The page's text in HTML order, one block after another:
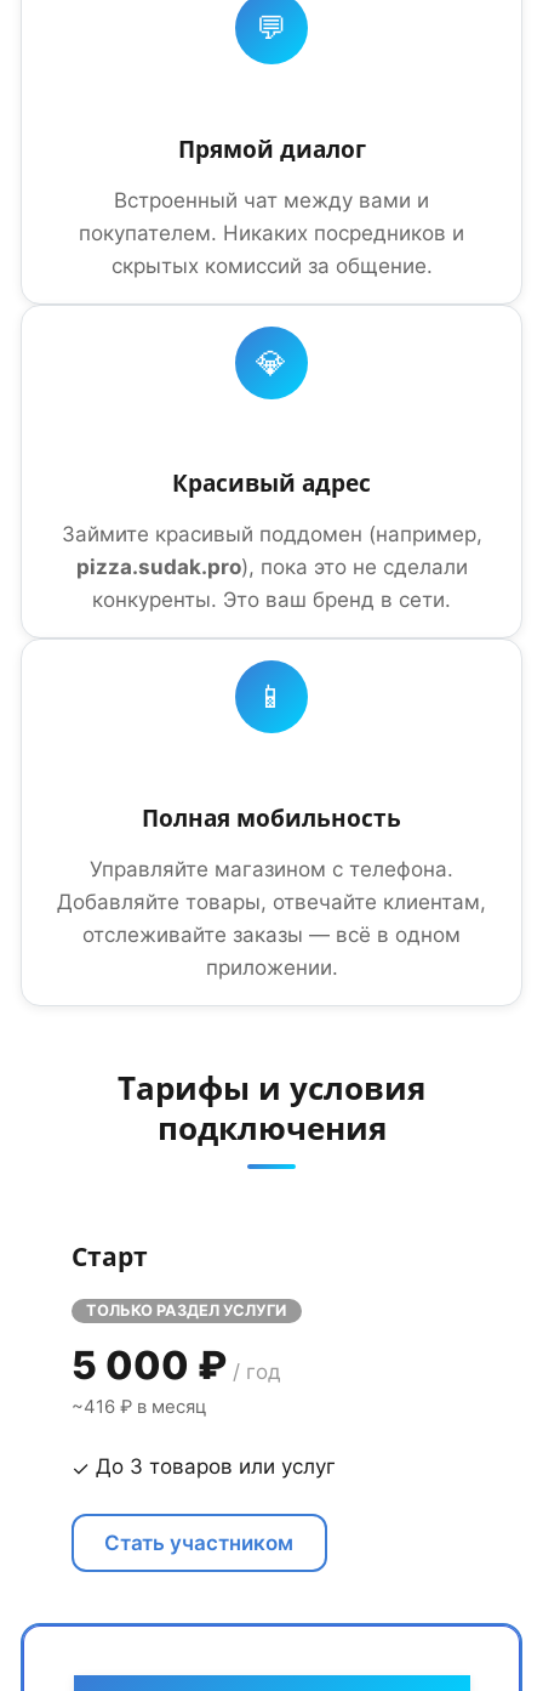
💬
Прямой диалог
Встроенный чат между вами и
покупателем. Никаких посредников и
скрытых комиссий за общение.
💎
Красивый адрес
Займите красивый поддомен (например,
pizza.sudak.pro), пока это не сделали
конкуренты. Это ваш бренд в сети.
📱
Полная мобильность
Управляйте магазином с телефона.
Добавляйте товары, отвечайте клиентам,
отслеживайте заказы — всё в одном
приложении.
Тарифы и условия
подключения
Старт
ТОЛЬКО РАЗДЕЛ УСЛУГИ
5 000 ₽ / год
~416 ₽ в месяц
✓ До 3 товаров или услуг
Стать участником